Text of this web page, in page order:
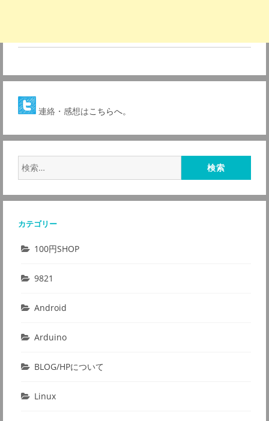
連絡・感想はこちらへ。
索:
カテゴリー
100円SHOP
9821
Android
Arduino
BLOG/HPについて
Linux